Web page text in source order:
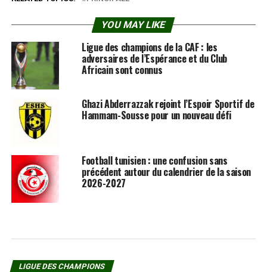
YOU MAY LIKE
Ligue des champions de la CAF : les
adversaires de l’Espérance et du Club
Africain sont connus
Ghazi Abderrazzak rejoint l’Espoir Sportif de
Hammam-Sousse pour un nouveau défi
Football tunisien : une confusion sans
précédent autour du calendrier de la saison
2026-2027
LIGUE DES CHAMPIONS